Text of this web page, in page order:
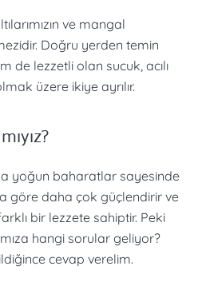
ve mangal
Doğru yerden temin
de lezzetli olan sucuk, acılı
üzere ikiye ayrılır.
yoğun baharatlar sayesinde
göre daha çok güçlendirir ve
bir lezzete sahiptir. Peki
hangi sorular geliyor?
cevap verelim.